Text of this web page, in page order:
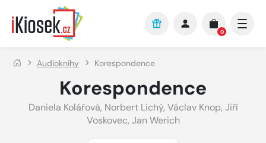
Přejít na hlavní obsah
0
Audioknihy Korespondence
Korespondence
Daniela Kolářová, Norbert Lichý, Václav Knop, Jiří
Voskovec, Jan Werich